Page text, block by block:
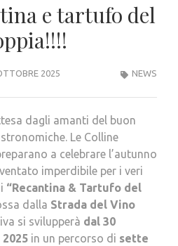
e tartufo del
2025 NEWS
dagli amanti del buon
Le Colline
a celebrare l’autunno
imperdibile per i veri
“Recantina & Tartufo del
dalla Strada del Vino
si svilupperà dal 30
in un percorso di sette